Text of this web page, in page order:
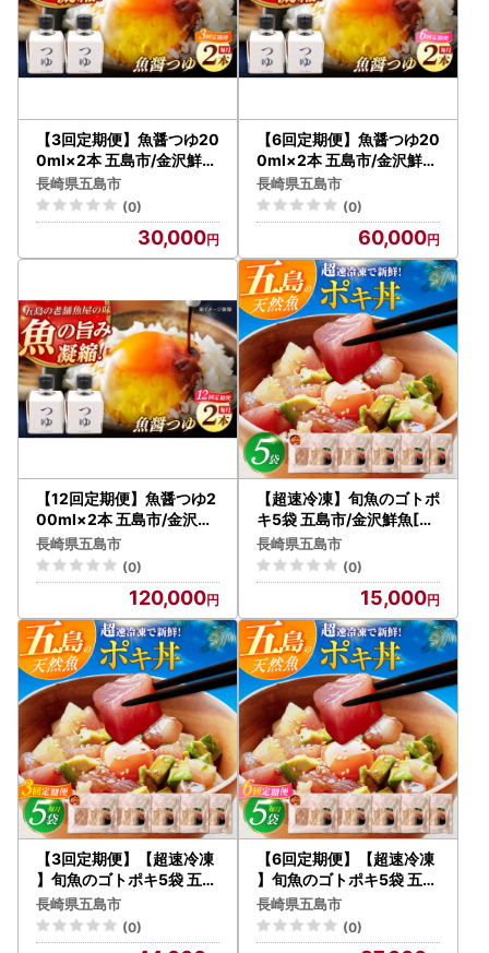
【3回定期便】魚醤つゆ20
0ml×2本 五島市/金沢鮮魚
[PEP054]醤油 調味料 出
汁 だし セット
長崎県五島市
(0)
30,000
【6回定期便】魚醤つゆ20
0ml×2本 五島市/金沢鮮魚
[PEP055]醤油 調味料 出
汁 だし セット
長崎県五島市
(0)
60,000
【12回定期便】魚醤つゆ2
00ml×2本 五島市/金沢鮮
魚[PEP056]醤油 調味料
出汁 だし セット
長崎県五島市
(0)
120,000
【超速冷凍】旬魚のゴトポ
キ5袋 五島市/金沢鮮魚[PE
P025]セット
長崎県五島市
(0)
15,000
【3回定期便】【超速冷凍
】旬魚のゴトポキ5袋 五島
市/金沢鮮魚[PEP026]セ
ット
長崎県五島市
(0)
【6回定期便】【超速冷凍
】旬魚のゴトポキ5袋 五島
市/金沢鮮魚[PEP027]セ
ット
長崎県五島市
(0)